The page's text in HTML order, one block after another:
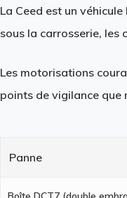
La Ceed est un
sous la carrosserie, les
Les motorisations
points de vigilance que
Panne